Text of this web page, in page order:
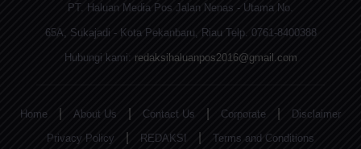
PT. Haluan Media Pos Jalan Nenas - Utama No.
65A, Sukajadi - Kota Pekanbaru, Riau Telp. 0761-8400388
Hubungi kami: redaksihaluanpos2016@gmail.com
Home About Us Contact Us Corporate
Disclaimer
Privacy Policy
REDAKSI Terms and Conditions